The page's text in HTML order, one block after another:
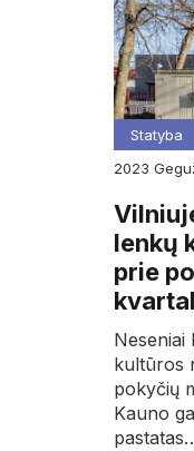
Statyba
2023
lenkų
prie
Neseniai
kultūros
pokyčių
Kauno